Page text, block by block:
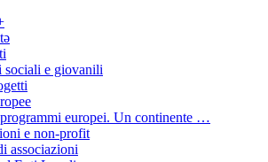
sociali e giovanili
europei. Un continente …
e non-profit
associazioni